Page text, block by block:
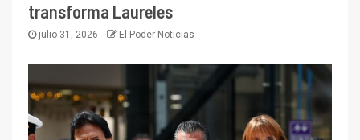
transforma Laureles
julio 31, 2026 El Poder Noticias